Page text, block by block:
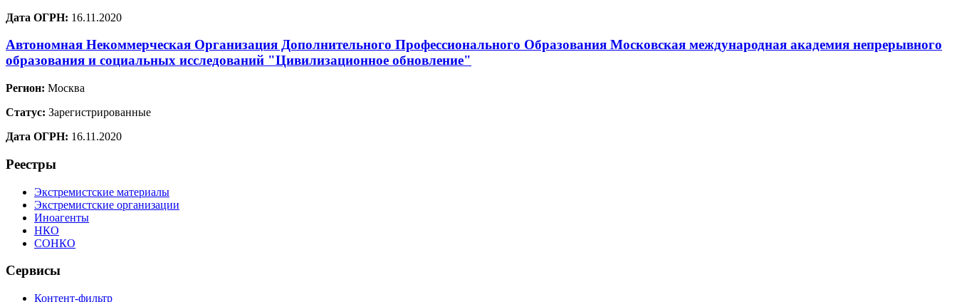
Дата ОГРН: 16.11.2020
Автономная Некоммерческая Организация Дополнительного Профессионального Образования Московская международная академия непрерывного
образования и социальных исследований "Цивилизационное обновление"
Регион: Москва
Статус: Зарегистрированные
Дата ОГРН: 16.11.2020
Реестры
Экстремистские материалы
Экстремистские организации
Иноагенты
НКО
СОНКО
Сервисы
Контент-фильтр